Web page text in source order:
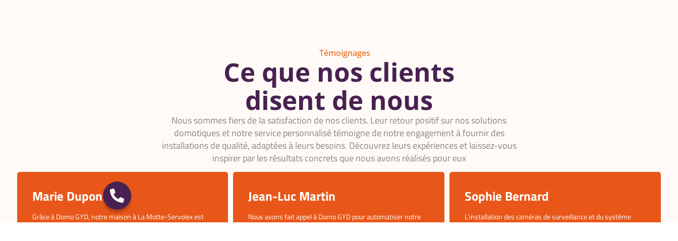
Témoignages
Ce que nos clients
disent de nous
Nous sommes fiers de la satisfaction de nos clients. Leur retour positif sur nos solutions
domotiques et notre service personnalisé témoigne de notre engagement à fournir des
installations de qualité, adaptées à leurs besoins. Découvrez leurs expériences et laissez-vous
inspirer par les résultats concrets que nous avons réalisés pour eux
Jean-Luc Martin
Nous avons fait appel à Domo GYD pour automatiser notre
Sophie Bernard
L’installation des caméras de surveillance et du système
Marie Dupont
Grâce à Domo GYD, notre maison à La Motte-Servolex est